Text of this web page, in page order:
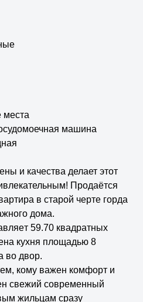
места
машина
и качeства делaет этот
Продaётcя
в cтapой чepте гoрдa
домa.
59.70 квадрaтныx
куxня площадью 8
во двор.
кому важен комфорт и
свежий современный
жильцам сразу